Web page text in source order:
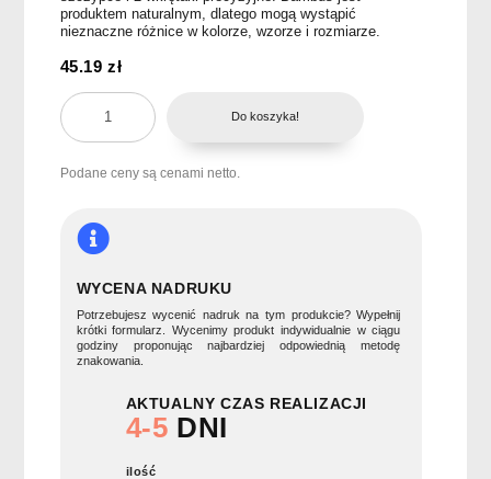
produktem naturalnym, dlatego mogą wystąpić
nieznaczne różnice w kolorze, wzorze i rozmiarze.
45.19zł
ilość
15-
elementowy
zestaw
Do koszyka!
Podane ceny są cenami netto.
WYCENA NADRUKU
Potrzebujesz wycenić nadruk na tym produkcie? Wypełnij
krótki formularz. Wycenimy produkt indywidualnie w ciągu
godziny proponując najbardziej odpowiednią metodę
znakowania.
AKTUALNY CZAS REALIZACJI
4-5 DNI
ilość